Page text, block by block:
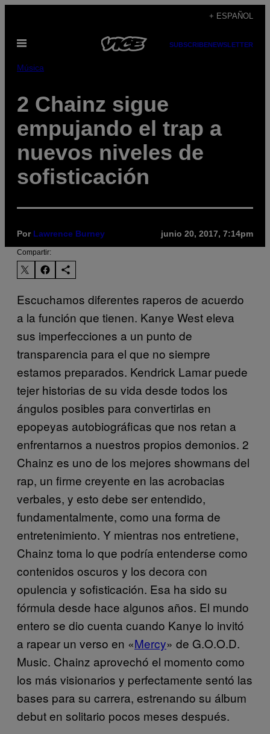
contenido
+ ESPAÑOL
Abrir
SUBSCRIBENEWSLETTER
Música
2 Chainz sigue
empujando el trap a
nuevos niveles de
sofisticación
Por Lawrence Burney junio 20, 2017, 7:14pm
Compartir:
Escuchamos diferentes raperos de acuerdo
a la función que tienen. Kanye West eleva
sus imperfecciones a un punto de
transparencia para el que no siempre
estamos preparados. Kendrick Lamar puede
tejer historias de su vida desde todos los
ángulos posibles para convertirlas en
epopeyas autobiográficas que nos retan a
enfrentarnos a nuestros propios demonios. 2
Chainz es uno de los mejores showmans del
rap, un firme creyente en las acrobacias
verbales, y esto debe ser entendido,
fundamentalmente, como una forma de
entretenimiento. Y mientras nos entretiene,
Chainz toma lo que podría entenderse como
contenidos oscuros y los decora con
opulencia y sofisticación. Esa ha sido su
fórmula desde hace algunos años. El mundo
entero se dio cuenta cuando Kanye lo invitó
a rapear un verso en «Mercy» de G.O.O.D.
Music. Chainz aprovechó el momento como
los más visionarios y perfectamente sentó las
bases para su carrera, estrenando su álbum
debut en solitario pocos meses después.